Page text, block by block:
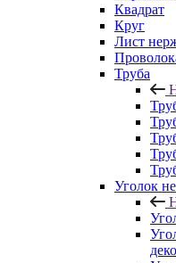
Квадрат
Круг
Лист
Труба
Уголок